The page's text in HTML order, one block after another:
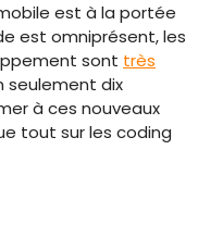
est à la portée
est omniprésent, les
sont très
seulement dix
à ces nouveaux
tout sur les coding